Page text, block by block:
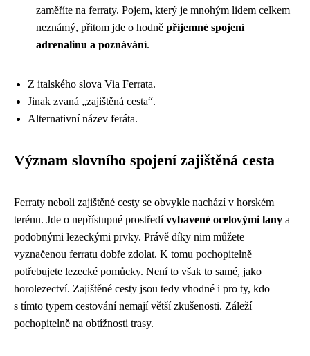
zaměříte na ferraty. Pojem, který je mnohým lidem celkem
neznámý, přitom jde o hodně příjemné spojení
adrenalinu a poznávání.
Z italského slova Via Ferrata.
Jinak zvaná „zajištěná cesta“.
Alternativní název feráta.
Význam slovního spojení zajištěná cesta
Ferraty neboli zajištěné cesty se obvykle nachází v horském
terénu. Jde o nepřístupné prostředívybavené ocelovými lany a
podobnými lezeckými prvky. Právě díky nim můžete
vyznačenou ferratu dobře zdolat. K tomu pochopitelně
potřebujete lezecké pomůcky. Není to však to samé, jako
horolezectví. Zajištěné cesty jsou tedy vhodné i pro ty, kdo
s tímto typem cestování nemají větší zkušenosti. Záleží
pochopitelně na obtížnosti trasy.